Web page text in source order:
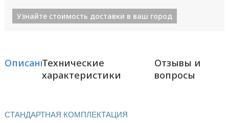
Узнайте стоимость доставки в ваш город
ОписаниеТехнические
характеристики
Отзывы и
вопросы
СТАНДАРТНАЯ КОМПЛЕКТАЦИЯ